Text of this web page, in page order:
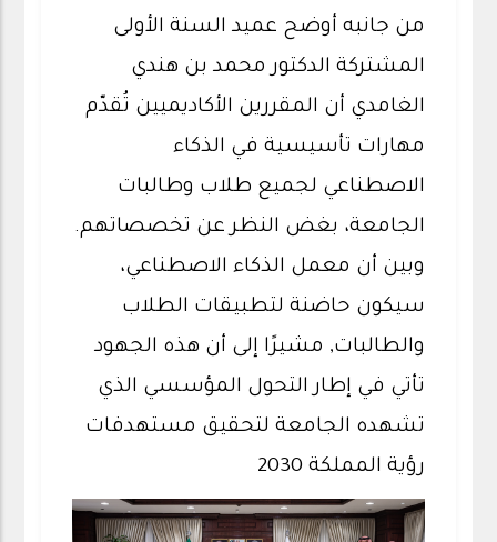
من جانبه أوضح عميد السنة الأولى
المشتركة الدكتور محمد بن هندي
الغامدي أن المقررين الأكاديميين تُقدّم
مهارات تأسيسية في الذكاء
الاصطناعي لجميع طلاب وطالبات
الجامعة، بغض النظر عن تخصصاتهم.
وبين أن معمل الذكاء الاصطناعي،
سيكون حاضنة لتطبيقات الطلاب
والطالبات, مشيرًا إلى أن هذه الجهود
تأتي في إطار التحول المؤسسي الذي
تشهده الجامعة لتحقيق مستهدفات
رؤية المملكة 2030